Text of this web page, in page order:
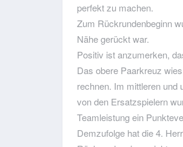
perfekt zu machen.
Zum Rückrundenbeginn
Nähe gerückt war.
Positiv ist anzumerken,
Das obere Paarkreuz
rechnen. Im mittleren und
von den Ersatzspielern
Teamleistung ein
Demzufolge hat die 4.